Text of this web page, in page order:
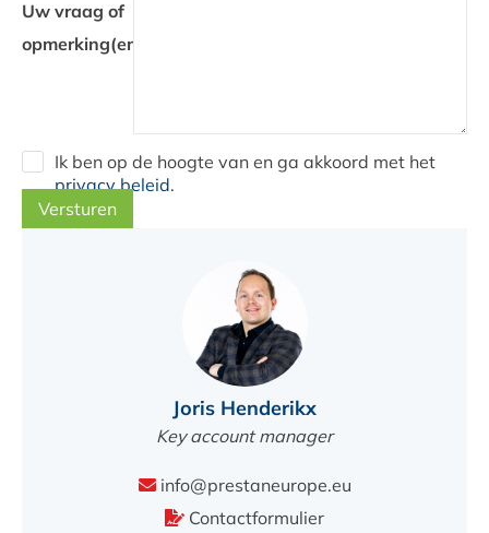
Uw vraag of
opmerking(en)...
Ik ben op de hoogte van en ga akkoord met het
privacy beleid.
Versturen
Joris Henderikx
Key account manager
info@prestaneurope.eu
Contactformulier